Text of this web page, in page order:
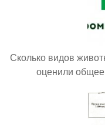
Сколько видов
оценили